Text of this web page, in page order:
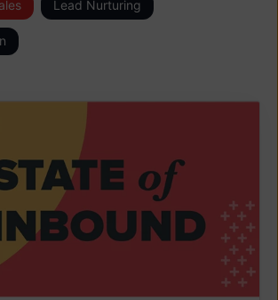
Lead Nurturing